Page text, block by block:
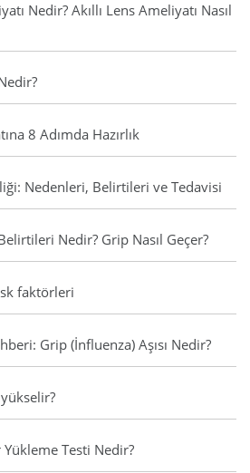
Nedir? Akıllı Lens Ameliyatı Nasıl
8 Adımda Hazırlık
Nedenleri, Belirtileri ve Tedavisi
Nedir? Grip Nasıl Geçer?
faktörleri
Grip (İnfluenza) Aşısı Nedir?
Testi Nedir?